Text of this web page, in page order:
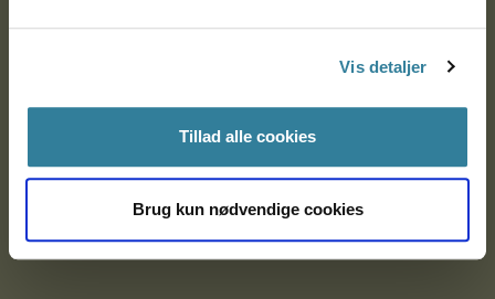
Vis detaljer
Tillad alle cookies
Brug kun nødvendige cookies
Ankestyrelsen København
EAN: 57 98 000 35 48 21
CVR: 1007 4002